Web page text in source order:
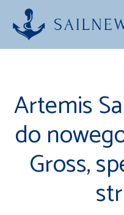
Przejdź
treści
Artemis
do
Gross,